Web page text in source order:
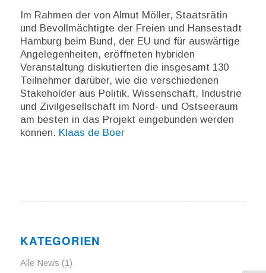
Im Rahmen der von Almut Möller, Staatsrätin
und Bevollmächtigte der Freien und Hansestadt
Hamburg beim Bund, der EU und für auswärtige
Angelegenheiten, eröffneten hybriden
Veranstaltung diskutierten die insgesamt 130
Teilnehmer darüber, wie die verschiedenen
Stakeholder aus Politik, Wissenschaft, Industrie
und Zivilgesellschaft im Nord- und Ostseeraum
am besten in das Projekt eingebunden werden
können. Klaas de Boer
KATEGORIEN
Alle News (1)